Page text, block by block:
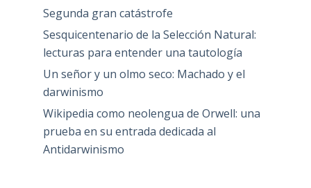
Segunda gran catástrofe
Sesquicentenario de la Selección Natural:
lecturas para entender una tautología
Un señor y un olmo seco: Machado y el
darwinismo
Wikipedia como neolengua de Orwell: una
prueba en su entrada dedicada al
Antidarwinismo